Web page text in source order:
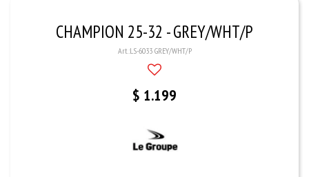
CHAMPION 25-32 - GREY/WHT/P
LS-6033 GREY/WHT/P
$ 1.199